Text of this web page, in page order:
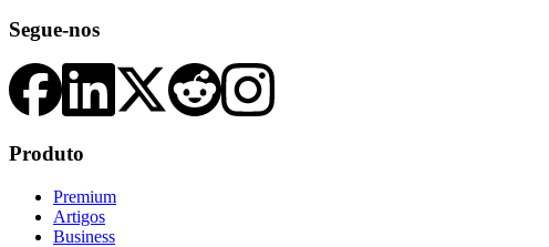
Segue-nos
Produto
Premium
Artigos
Business